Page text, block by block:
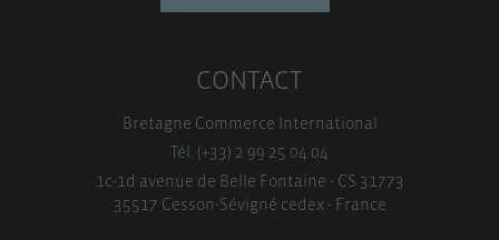
CONTACT
Bretagne Commerce International
Tél. (+33) 2 99 25 04 04
1c-1d avenue de Belle Fontaine - CS 31773
35517 Cesson-Sévigné cedex - France